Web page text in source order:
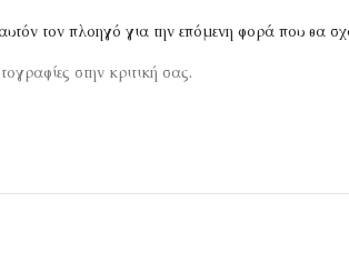
τον πλοηγό για την επόμενη φορά που θα
στην κριτική σας.